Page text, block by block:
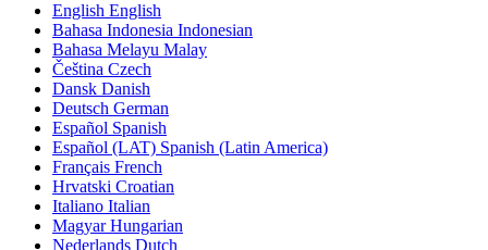
English English
Bahasa Indonesia Indonesian
Bahasa Melayu Malay
Čeština Czech
Dansk Danish
Deutsch German
Español Spanish
Español (LAT) Spanish (Latin America)
Français French
Hrvatski Croatian
Italiano Italian
Magyar Hungarian
Nederlands Dutch